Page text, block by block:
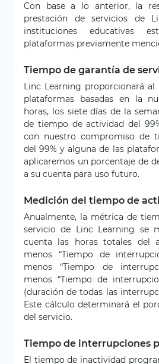
Con base a lo anterior, la
prestación de servicios de
instituciones educativas
plataformas previamente
Tiempo de garantía de
Linc Learning proporcionará al
plataformas basadas en la
horas, los siete días de la
de tiempo de actividad del
con nuestro compromiso de
del 99% y alguna de las
aplicaremos un porcentaje de
a su cuenta para uso futuro.
Medición del tiempo de
Anualmente, la métrica de
servicio de Linc Learning se
cuenta las horas totales del
menos “Tiempo de
menos “Tiempo de
menos “Tiempo de
(duración de todas las
Este cálculo determinará el
del servicio.
Tiempo de interrupciones
El tiempo de inactividad